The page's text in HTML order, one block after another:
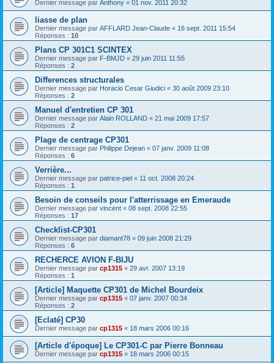
Dernier message par Anthony « 01 nov. 2011 20:32
liasse de plan
Dernier message par AFFLARD Jean-Claude « 16 sept. 2011 15:54
Réponses : 10
Plans CP 301C1 SCINTEX
Dernier message par F-BMJD « 29 juin 2011 11:55
Réponses : 2
Differences structurales
Dernier message par Horacio Cesar Giudici « 30 août 2009 23:10
Réponses : 2
Manuel d'entretien CP 301
Dernier message par Alain ROLLAND « 21 mai 2009 17:57
Réponses : 2
Plage de centrage CP301
Dernier message par Philippe Dejean « 07 janv. 2009 11:08
Réponses : 6
Verrière...
Dernier message par patrice-piel « 11 oct. 2008 20:24
Réponses : 1
Besoin de conseils pour l'atterrissage en Emeraude
Dernier message par vincent « 08 sept. 2008 22:55
Réponses : 17
Checklist-CP301
Dernier message par diamant78 « 09 juin 2008 21:29
Réponses : 6
RECHERCE AVION F-BIJU
Dernier message par cp1315 « 29 avr. 2007 13:19
Réponses : 1
[Article] Maquette CP301 de Michel Bourdeix
Dernier message par cp1315 « 07 janv. 2007 00:34
Réponses : 2
[Eclaté] CP30
Dernier message par cp1315 « 18 mars 2006 00:16
[Article d'époque] Le CP301-C par Pierre Bonneau
Dernier message par cp1315 « 18 mars 2006 00:15